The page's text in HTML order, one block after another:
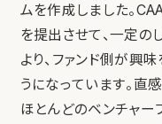
ムを作成しました。
を提出させて、一定の
より、ファンド側が興
うになっています。直
ほとんどのベンチャー